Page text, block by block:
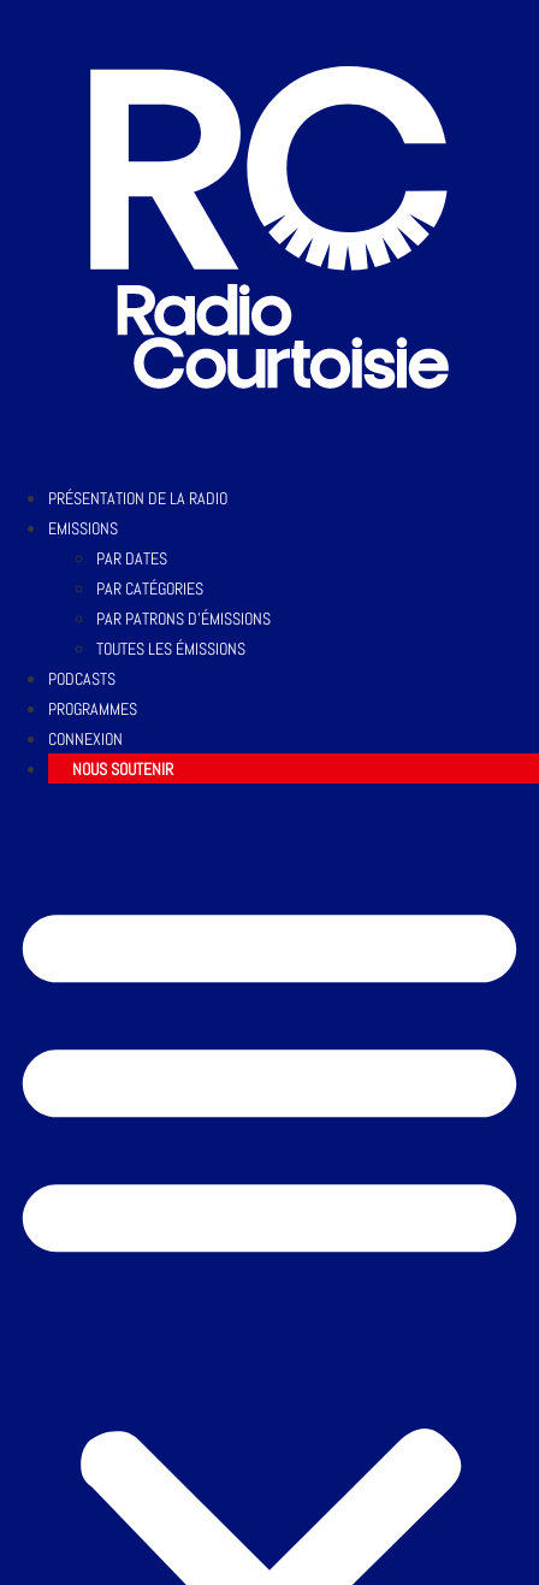
PRÉSENTATION DE LA RADIO
EMISSIONS
PAR DATES
PAR CATÉGORIES
PAR PATRONS D’ÉMISSIONS
TOUTES LES ÉMISSIONS
PODCASTS
PROGRAMMES
CONNEXION
NOUS SOUTENIR